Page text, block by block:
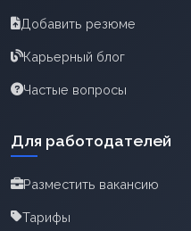
Добавить резюме
Карьерный блог
Частые вопросы
Для работодателей
Разместить вакансию
Тарифы